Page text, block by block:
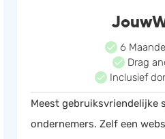
Verlof en verzuim
Salarisadministratie
Website
6
Drag
Inclusief
Meest gebruiksvriendelijke
ondernemers. Zelf een